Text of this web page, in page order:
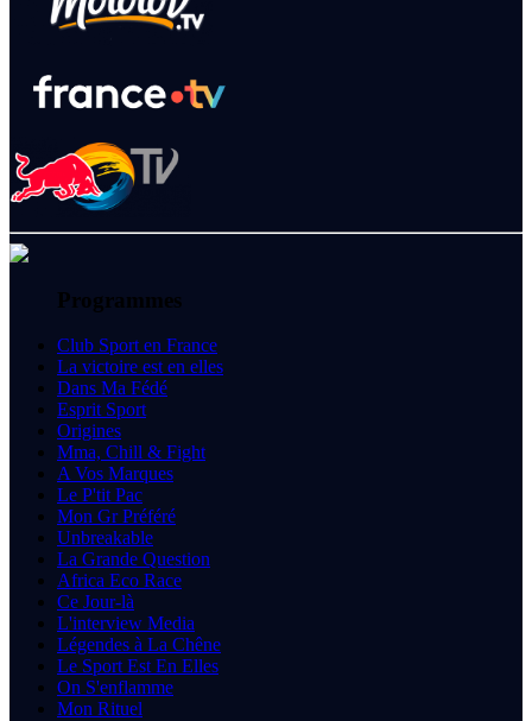
Programmes
Club Sport en France
La victoire est en elles
Dans Ma Fédé
Esprit Sport
Origines
Mma, Chill & Fight
A Vos Marques
Le P'tit Pac
Mon Gr Préféré
Unbreakable
La Grande Question
Africa Eco Race
Ce Jour-là
L'interview Media
Légendes à La Chêne
Le Sport Est En Elles
On S'enflamme
Mon Rituel